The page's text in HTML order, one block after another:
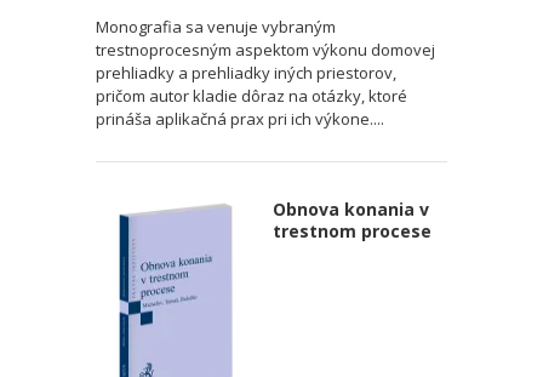
Monografia sa venuje vybraným
trestnoprocesným aspektom výkonu domovej
prehliadky a prehliadky iných priestorov,
pričom autor kladie dôraz na otázky, ktoré
prináša aplikačná prax pri ich výkone....
Obnova konania v
trestnom procese